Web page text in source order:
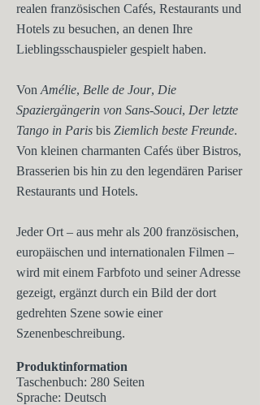
realen französischen Cafés, Restaurants und
Hotels zu besuchen, an denen Ihre
Lieblingsschauspieler gespielt haben.
Von Amélie, Belle de Jour, Die
Spaziergängerin von Sans-Souci, Der letzte
Tango in Paris bis Ziemlich beste Freunde.
Von kleinen charmanten Cafés über Bistros,
Brasserien bis hin zu den legendären Pariser
Restaurants und Hotels.
Jeder Ort – aus mehr als 200 französischen,
europäischen und internationalen Filmen –
wird mit einem Farbfoto und seiner Adresse
gezeigt, ergänzt durch ein Bild der dort
gedrehten Szene sowie einer
Szenenbeschreibung.
Produktinformation
Taschenbuch: 280 Seiten
Sprache: Deutsch